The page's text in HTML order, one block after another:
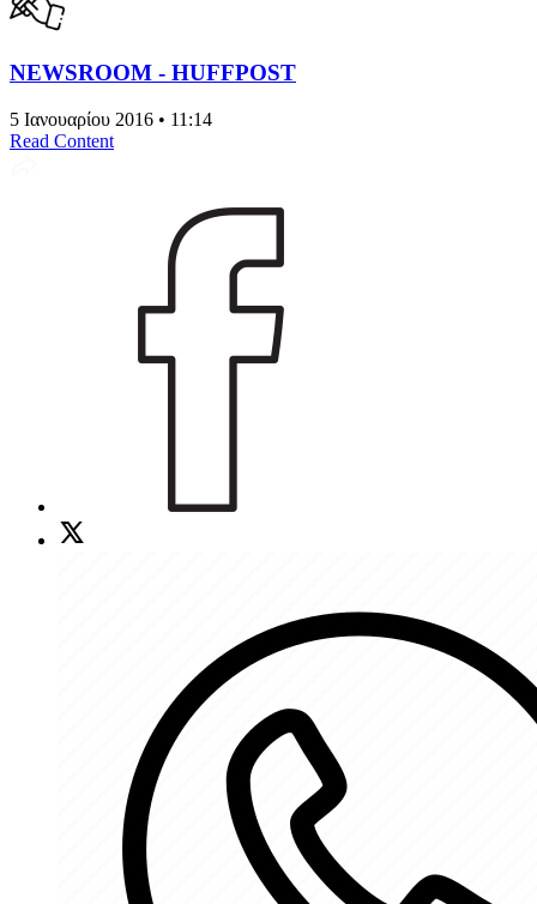
NEWSROOM - HUFFPOST
5 Ιανουαρίου 2016 • 11:14
Read Content